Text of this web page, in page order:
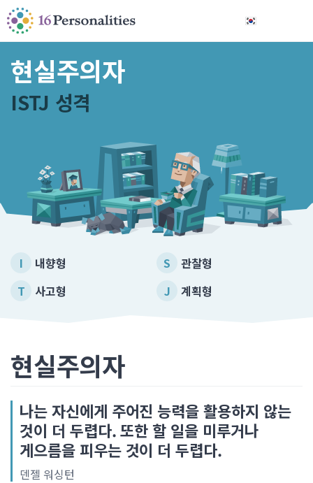
본문으로 건너뛰기
접근성 옵션으로 건너뛰기
한국어
현실주의자
ISTJ 성격
I 내향형 S
관찰형
T
사고형 J 계획형
현실주의자
나는 자신에게 주어진 능력을 활용하지 않는
것이 더 두렵다. 또한 할 일을 미루거나
게으름을 피우는 것이 더 두렵다.
덴젤 워싱턴